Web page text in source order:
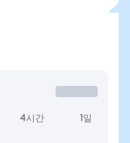
4시간 1일